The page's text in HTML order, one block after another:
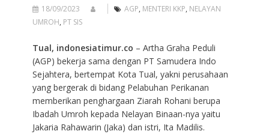
18/09/2023 AGP, MENTERI KKP, NELAYAN
UMROH, PT SIS
Tual, indonesiatimur.co – Artha Graha Peduli
(AGP) bekerja sama dengan PT Samudera Indo
Sejahtera, bertempat Kota Tual, yakni perusahaan
yang bergerak di bidang Pelabuhan Perikanan
memberikan penghargaan Ziarah Rohani berupa
Ibadah Umroh kepada Nelayan Binaan-nya yaitu
Jakaria Rahawarin (Jaka) dan istri, Ita Madilis.